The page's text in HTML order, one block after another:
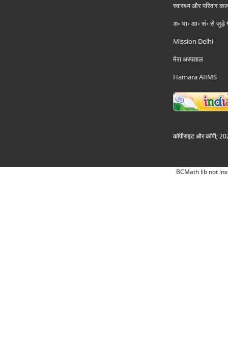
स्वास्थ्य और परिवार
अ॰ भा॰ आ॰ सं॰ से जुड़े
Mission Delhi
मेरा अस्पताल
Hamara AIIMS
कॉपीराइट और कॉपी;
BCMath lib not